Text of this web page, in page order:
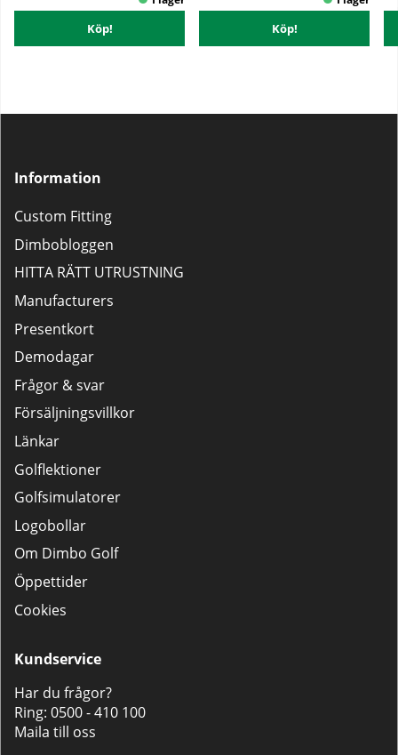
Köp! Köp!
Information
Custom Fitting
Dimbobloggen
HITTA RÄTT UTRUSTNING
Manufacturers
Presentkort
Demodagar
Frågor & svar
Försäljningsvillkor
Länkar
Golflektioner
Golfsimulatorer
Logobollar
Om Dimbo Golf
Öppettider
Cookies
Kundservice
Har du frågor?
Ring: 0500 - 410 100
Maila till oss